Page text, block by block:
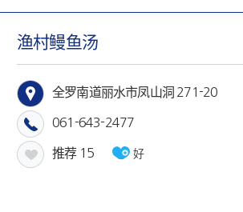
渔村鳗鱼汤
全罗南道丽水市凤山洞 271-20
061-643-2477
推荐 15 好